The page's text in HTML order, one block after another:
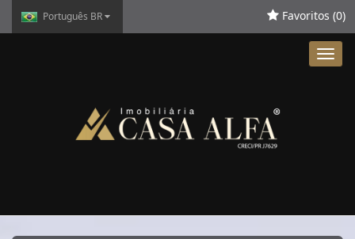
Português BR Favoritos (0)